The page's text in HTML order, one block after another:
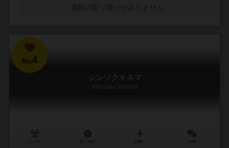
No.4
シンソクキネマ
shinsoku kinema